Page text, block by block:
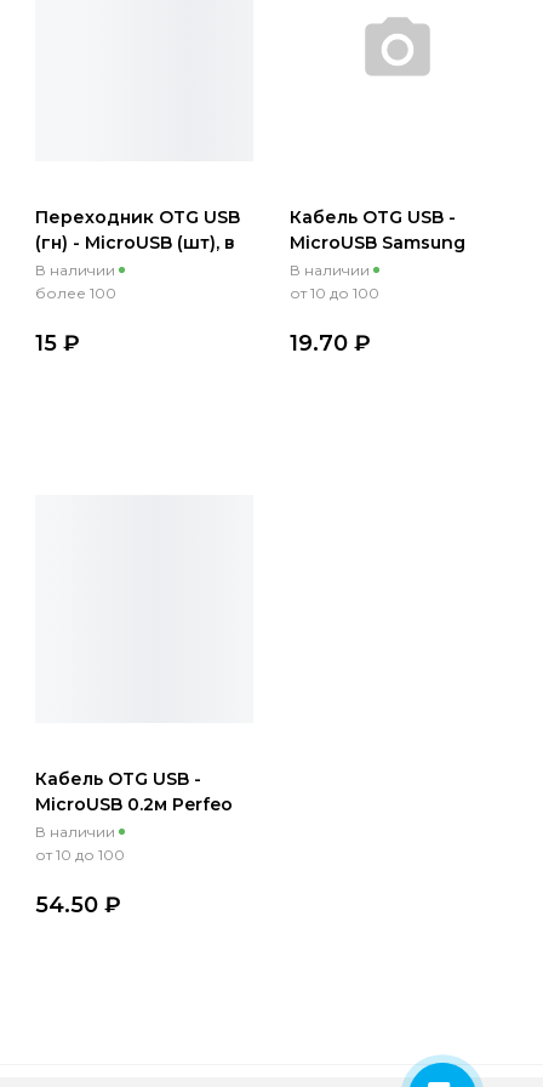
Переходник OTG USB
(гн) - MicroUSB (шт), в
ассортименте
В наличии
более 100
15 ₽
Кабель OTG USB -
MicroUSB Samsung
Galaxy S2/S3/S4
черный
В наличии
от 10 до 100
19.70 ₽
Кабель OTG USB -
MicroUSB 0.2м Perfeo
черный
В наличии
от 10 до 100
54.50 ₽